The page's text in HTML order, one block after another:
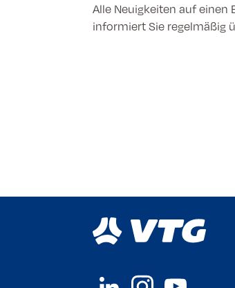
Alle Neuigkeiten auf einen
informiert Sie regelmäßig